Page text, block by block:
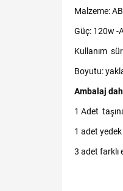
Malzeme:
Güç: 120w -
Kullanım
Boyutu:
Ambalaj
1 Adet
1 adet
3 adet farklı